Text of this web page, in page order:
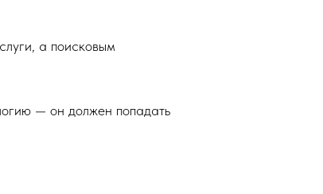
а поисковым
— он должен попадать